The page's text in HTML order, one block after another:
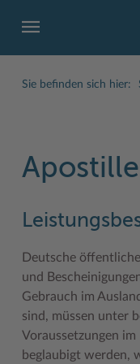
Service
Ämter, Einrichtungen
Bürgerportal
Führerscheine
Formulare &
Aktuelles
Amtliche
Ausschreibungen
Baustellen in
Bildungskommune
Der Kreis
Fachbereiche
Interessantes in und
Kreis Stormarn
Kreiskarte
Karriere
Ausbildung beim
Der Kreis als
Ihre Bewerbung
Initiativbewerbungen
Wirtschaft
Beruf und Familie im
Branchenverzeichnis
EG-
Handwerk für
Freizeit und Kultur
BahnRadWege
Frei- und Hallenbäder
Herrenhäuser
Kultur
Sie befinden sich hier:
Apostille
Deutsche
und
Gebrauch im
sind, müssen unter
Voraussetzungen im
beglaubigt werden,